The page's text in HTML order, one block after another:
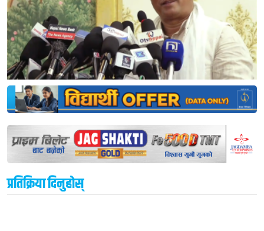
प्रतिक्रिया दिनुहोस्